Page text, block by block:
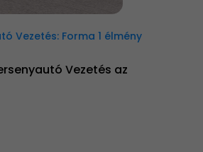
Vezetés: Forma 1 élmény
Vezetés az